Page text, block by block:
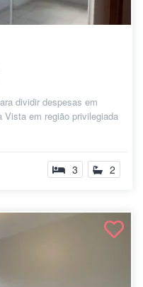
dividir despesas em
Vista em região privilegiada
3 2